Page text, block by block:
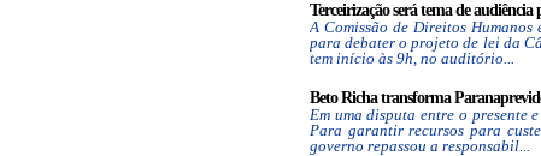
Terceirização será tema de
A Comissão de Direitos
para debater o projeto de lei da
tem início às 9h, no auditório...
Beto Richa transforma
Em uma disputa entre o presente
Para garantir recursos para
governo repassou a responsabil...